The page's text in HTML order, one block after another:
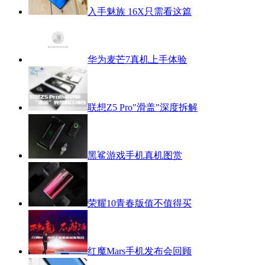
入手魅族 16X只需看这篇
华为麦芒7真机上手体验
联想Z5 Pro"滑盖"深度拆解
黑鲨游戏手机真机图赏
荣耀10青春版值不值得买
红魔Mars手机发布会回顾